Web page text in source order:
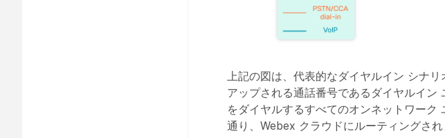
上記の図は、代表的なダイヤルイン シナ
アップされる通話番号であるダイヤルイ
をダイヤルするすべてのオンネットワー
通り、Webex クラウドにルーティングされ